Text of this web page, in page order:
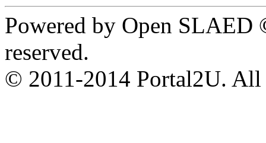
Powered by Open
reserved.
© 2011-2014 Portal2U. All